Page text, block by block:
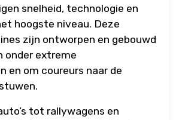
snelheid, technologie en
hoogste niveau. Deze
zijn ontworpen en gebouwd
onder extreme
en om coureurs naar de
tot rallywagens en